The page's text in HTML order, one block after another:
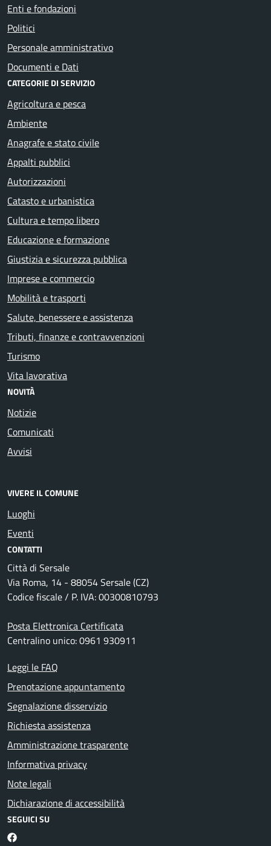
Enti e fondazioni
Politici
Personale amministrativo
Documenti e Dati
CATEGORIE DI SERVIZIO
Agricoltura e pesca
Ambiente
Anagrafe e stato civile
Appalti pubblici
Autorizzazioni
Catasto e urbanistica
Cultura e tempo libero
Educazione e formazione
Giustizia e sicurezza pubblica
Imprese e commercio
Mobilità e trasporti
Salute, benessere e assistenza
Tributi, finanze e contravvenzioni
Turismo
Vita lavorativa
NOVITÀ
Notizie
Comunicati
Avvisi
VIVERE IL COMUNE
Luoghi
Eventi
CONTATTI
Città di Sersale
Via Roma, 14 - 88054 Sersale (CZ)
Codice fiscale / P. IVA: 00300810793
Posta Elettronica Certificata
Centralino unico: 0961 930911
Leggi le FAQ
Prenotazione appuntamento
Segnalazione disservizio
Richiesta assistenza
Amministrazione trasparente
Informativa privacy
Note legali
Dichiarazione di accessibilità
SEGUICI SU
Facebook